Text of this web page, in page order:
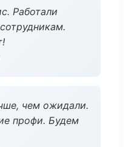
Работали
чем ожидали.
профи. Будем